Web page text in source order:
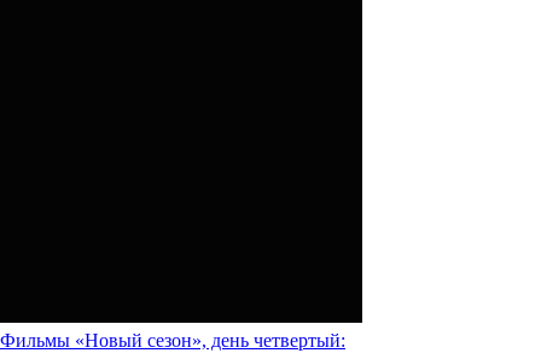
Фильмы «Новый сезон», день четвертый: